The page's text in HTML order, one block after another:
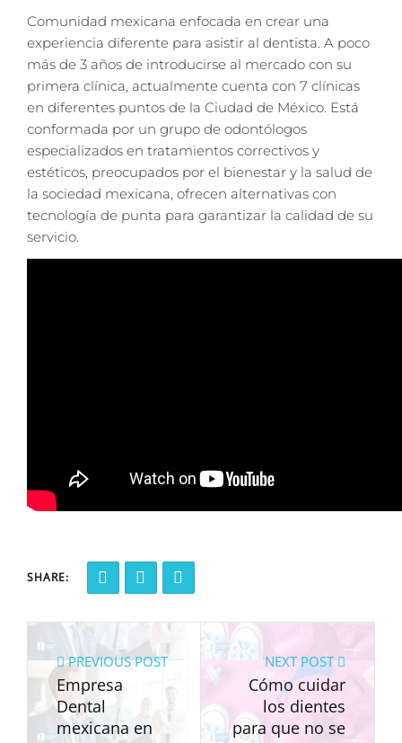
Comunidad mexicana enfocada en crear una
experiencia diferente para asistir al dentista. A poco
más de 3 años de introducirse al mercado con su
primera clínica, actualmente cuenta con 7 clínicas
en diferentes puntos de la Ciudad de México. Está
conformada por un grupo de odontólogos
especializados en tratamientos correctivos y
estéticos, preocupados por el bienestar y la salud de
la sociedad mexicana, ofrecen alternativas con
tecnología de punta para garantizar la calidad de su
servicio.
SHARE:
PREVIOUS POST
Empresa
Dental
mexicana en
NEXT POST
Cómo cuidar
los dientes
para que no se